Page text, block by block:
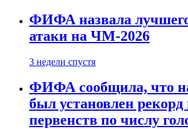
ФИФА назвала
атаки на ЧМ-2026
3 недели спустя
ФИФА сообщила, что
был установлен
первенств по числу